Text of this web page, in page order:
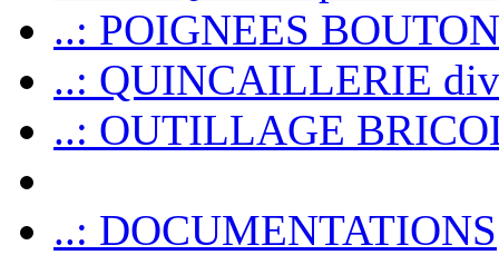
..: POIGNEES
..: QUINCAILLERIE
..: OUTILLAGE
..: DOCUMENTATIONS